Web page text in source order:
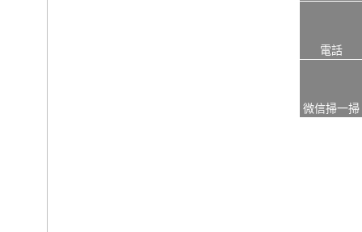
電話
微信掃一掃